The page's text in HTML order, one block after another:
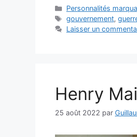
Catégories
Personnalités
Étiquettes
gouvernement,
Laisser un
Henry
25 août 2022 par